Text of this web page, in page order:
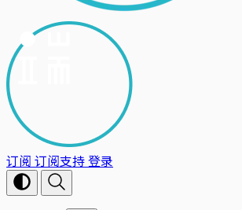
订阅 订阅支持登录